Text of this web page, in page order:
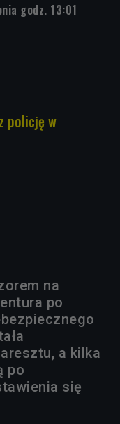
godz. 13:01
policję w
na
po
a kilka
po
się